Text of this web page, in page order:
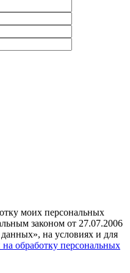
моих персональных
законом от 27.07.2006
на условиях и для
на обработку персональных